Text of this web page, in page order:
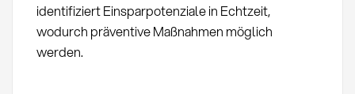
identifiziert Einsparpotenziale in Echtzeit,
wodurch präventive Maßnahmen möglich
werden.